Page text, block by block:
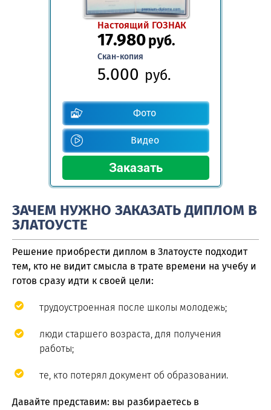
Настоящий ГОЗНАК
17.980руб.
Скан-копия
5.000 руб.
Фото
Видео
ЗАЧЕМ НУЖНО ЗАКАЗАТЬ ДИПЛОМ В
ЗЛАТОУСТЕ
Решение приобрести диплом в Златоусте подходит
тем, кто не видит смысла в трате времени на учебу и
готов сразу идти к своей цели:
трудоустроенная после школы молодежь;
люди старшего возраста, для получения
работы;
те, кто потерял документ об образовании.
Давайте представим: вы разбираетесь в